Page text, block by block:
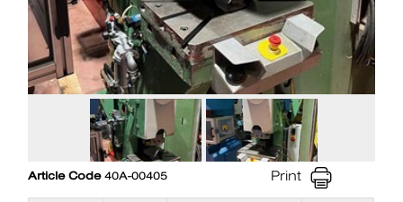
Article Code40A-00405 Print